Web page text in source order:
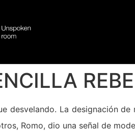
desvelando. La designación
Romo, dio una señal de